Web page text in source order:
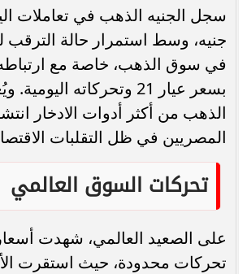
جنيه، وسط استمرار حالة الترقب
في سوق الذهب، خاصة مع ارتباطه
بسعر عيار 21 وتحركاته
الذهب من أكثر أدوات الادخار
المصريين في ظل التقلبات
تحركات السوق العالمي
على الصعيد العالمي، شهدت
تحركات محدودة، حيث استقرت